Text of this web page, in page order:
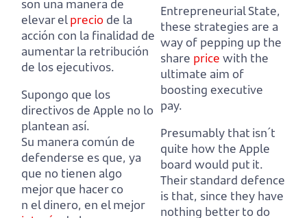
son una manera de
elevar elprecio de la
acción con la finalidad de
aumentar la retribución
de los ejecutivos.
Supongo que los
directivos de Apple no lo
plantean así.
Su manera común de
defenderse es que, ya
que no tienen algo
mejor que hacer co
n el dinero, en el mejor
Entrepreneurial State,
these strategies are a
way of pepping up the
share price with the
ultimate aim of
boosting executive
pay.
Presumably that isn´t
quite how the Apple
board would put it.
Their standard defence
is that, since they have
nothing better to do